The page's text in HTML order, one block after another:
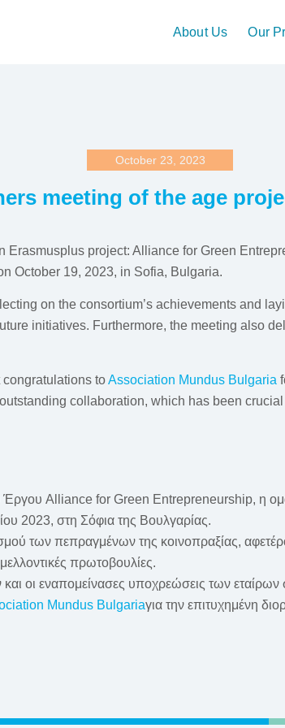
About Us Our
October 23, 2023
meeting of the age
Erasmusplus project: Alliance for Green
October 19, 2023, in Sofia, Bulgaria.
on the consortium’s achievements and
initiatives. Furthermore, the meeting also
toAssociation Mundus Bulgaria
collaboration, which has been crucial
Alliance for Green Entrepreneurship, η
2023, στη Σόφια της Βουλγαρίας.
των πεπραγμένων της κοινοπραξίας,
πρωτοβουλίες.
οι εναπομείνασες υποχρεώσεις των
Mundus Bulgariaγια την επιτυχημένη